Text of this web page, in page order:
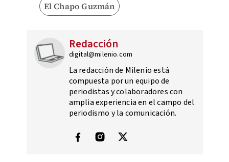
El Chapo Guzmán
Redacción
digital@milenio.com
La redacción de Milenio está
compuesta por un equipo de
periodistas y colaboradores con
amplia experiencia en el campo del
periodismo y la comunicación.